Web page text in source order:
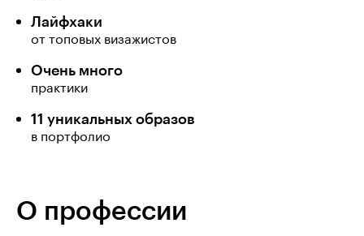
Лайфхаки
от топовых визажистов
Очень много
практики
11 уникальных образов
в портфолио
О профессии